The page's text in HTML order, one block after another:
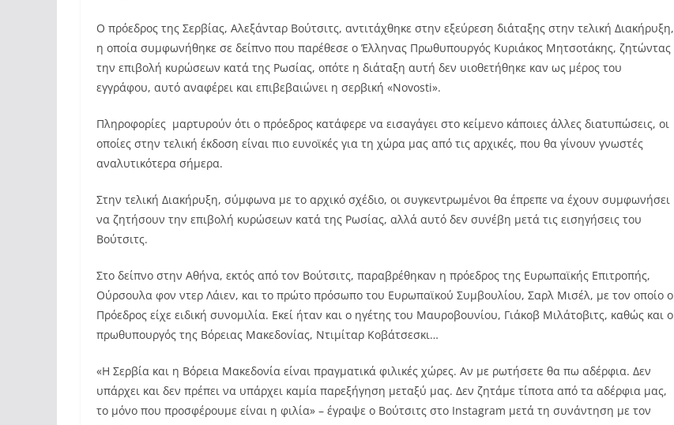
Ο πρόεδρος της Σερβίας, Αλεξάνταρ Βούτσιτς, αντιτάχθηκε στην εξεύρεση διάταξης στην τελική Διακήρυξη,
η οποία συμφωνήθηκε σε δείπνο που παρέθεσε ο Έλληνας Πρωθυπουργός Κυριάκος Μητσοτάκης, ζητώντας
την επιβολή κυρώσεων κατά της Ρωσίας, οπότε η διάταξη αυτή δεν υιοθετήθηκε καν ως μέρος του
εγγράφου, αυτό αναφέρει και επιβεβαιώνει η σερβική «Novosti».
Πληροφορίες μαρτυρούν ότι ο πρόεδρος κατάφερε να εισαγάγει στο κείμενο κάποιες άλλες διατυπώσεις, οι
οποίες στην τελική έκδοση είναι πιο ευνοϊκές για τη χώρα μας από τις αρχικές, που θα γίνουν γνωστές
αναλυτικότερα σήμερα.
Στην τελική Διακήρυξη, σύμφωνα με το αρχικό σχέδιο, οι συγκεντρωμένοι θα έπρεπε να έχουν συμφωνήσει
να ζητήσουν την επιβολή κυρώσεων κατά της Ρωσίας, αλλά αυτό δεν συνέβη μετά τις εισηγήσεις του
Βούτσιτς.
Στο δείπνο στην Αθήνα, εκτός από τον Βούτσιτς, παραβρέθηκαν η πρόεδρος της Ευρωπαϊκής Επιτροπής,
Ούρσουλα φον ντερ Λάιεν, και το πρώτο πρόσωπο του Ευρωπαϊκού Συμβουλίου, Σαρλ Μισέλ, με τον οποίο ο
Πρόεδρος είχε ειδική συνομιλία. Εκεί ήταν και ο ηγέτης του Μαυροβουνίου, Γιάκοβ Μιλάτοβιτς, καθώς και ο
πρωθυπουργός της Βόρειας Μακεδονίας, Ντιμίταρ Κοβάτσεσκι…
«Η Σερβία και η Βόρεια Μακεδονία είναι πραγματικά φιλικές χώρες. Αν με ρωτήσετε θα πω αδέρφια. Δεν
υπάρχει και δεν πρέπει να υπάρχει καμία παρεξήγηση μεταξύ μας. Δεν ζητάμε τίποτα από τα αδέρφια μας,
το μόνο που προσφέρουμε είναι η φιλία» – έγραψε ο Βούτσιτς στο Instagram μετά τη συνάντηση με τον